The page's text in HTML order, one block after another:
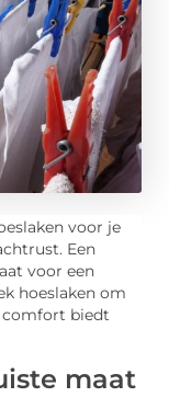
voor je
Een
voor een
hoeslaken om
comfort biedt
maat